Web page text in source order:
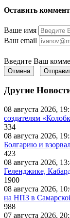
Оставить
Ваше имя
Ваш email
Введите Ваш
Отмена
Другие
08 августа 2026,
создателям
334
08 августа 2026,
Болгарию и
423
08 августа 2026,
Геленджике,
1900
08 августа 2026,
на НПЗ в
988
07 августа 2026,